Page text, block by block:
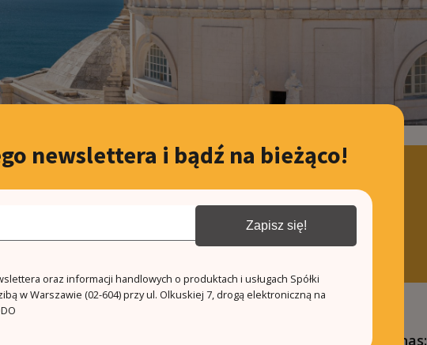
zapytaj o ofertę!
Znajdziesz nas:
newslettera i bądź na bieżąco!
Zapisz się!
oraz informacji handlowych o produktach i usługach Spółki
w Warszawie (02-604) przy ul. Olkuskiej 7, drogą elektroniczną na